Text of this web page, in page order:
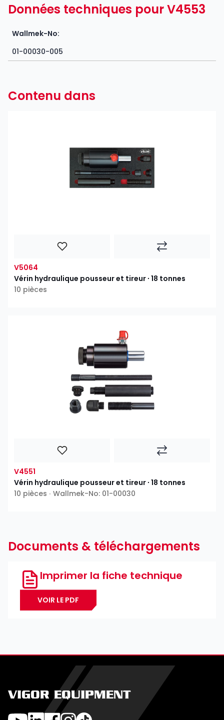
Données techniques pour V4553
Wallmek-No:
01-00030-005
Contenu dans
V5064
Vérin hydraulique pousseur et tireur ∙ 18 tonnes
10 pièces
V4551
Vérin hydraulique pousseur et tireur ∙ 18 tonnes
10 pièces ∙ Wallmek-No: 01-00030
Documents & téléchargements
Imprimer la fiche technique
VOIR LE PDF
VIGOR EQUIPMENT